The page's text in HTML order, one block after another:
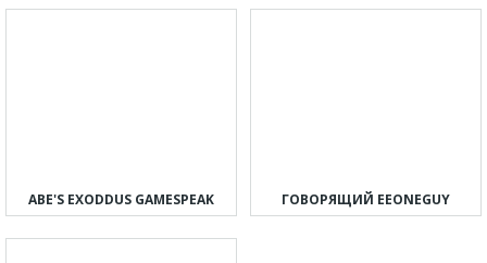
ABE'S EXODDUS GAMESPEAK ГОВОРЯЩИЙ EEONEGUY